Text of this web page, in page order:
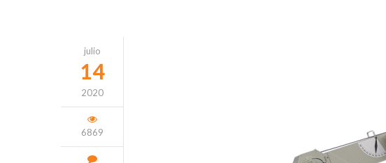
julio
14
2020
6869